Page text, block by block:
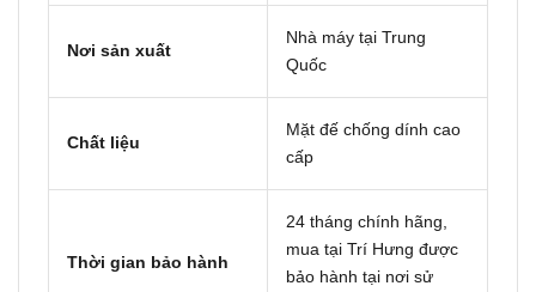
Nơi sản xuất
Nhà máy tại Trung
Quốc
Chất liệu
Mặt đế chống dính cao
cấp
Thời gian bảo hành
24 tháng chính hãng,
mua tại Trí Hưng được
bảo hành tại nơi sử